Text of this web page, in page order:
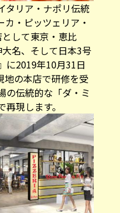
タリア・ナポリ伝統
・ピッツェリア・
して東京・恵比
名、そして日本3号
に2019年10月31日
地の本店で研修を受
の伝統的な「ダ・ミ
現します。